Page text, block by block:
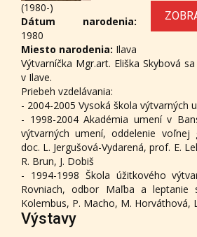
(1980-)
Dátum narodenia:
1980
Miesto narodenia: Ilava
Výtvarníčka Mgr.art. Eliška Skybová
v Ilave.
Priebeh vzdelávania:
- 2004-2005 Vysoká škola výtvarných
- 1998-2004 Akadémia umení v
výtvarných umení, oddelenie voľnej
doc. L. Jergušová-Vydarená, prof. E.
R. Brun, J. Dobiš
- 1994-1998 Škola úžitkového
Rovniach, odbor Maľba a leptanie
Kolembus, P. Macho, M. Horváthová,
Výstavy